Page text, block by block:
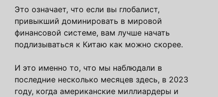
Это означает, что если вы глобалист,
привыкший доминировать в мировой
финансовой системе, вам лучше начать
подлизываться к Китаю как можно скорее.
И это именно то, что мы наблюдали в
последние несколько месяцев здесь, в 2023
году, когда американские миллиардеры и